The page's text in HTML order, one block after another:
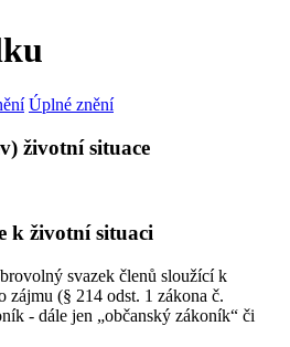
Úplné znění
životní situace
k životní situaci
svazek členů sloužící k
zájmu (§ 214 odst. 1 zákona č.
- dále jen „občanský zákoník“ či